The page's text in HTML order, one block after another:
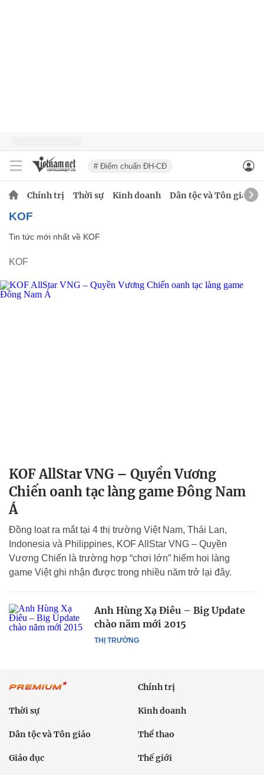
# Điểm chuẩn ĐH-CĐ
Chính trị Thời sự Kinh doanh Dân tộc và Tôn giáo
KOF
Tin tức mới nhất về KOF
KOF
KOF AllStar VNG – Quyền Vương
Chiến oanh tạc làng game Đông Nam
Á
Đồng loạt ra mắt tại 4 thị trường Việt Nam, Thái Lan,
Indonesia và Philippines, KOF AllStar VNG – Quyền
Vương Chiến là trường hợp “chơi lớn” hiếm hoi làng
game Việt ghi nhận được trong nhiều năm trở lại đây.
THỊ TRƯỜNG
Anh Hùng Xạ Điêu – Big Update
chào năm mới 2015
Chính trị
Thời sự Kinh doanh
Dân tộc và Tôn giáo Thể thao
Giáo dục Thế giới